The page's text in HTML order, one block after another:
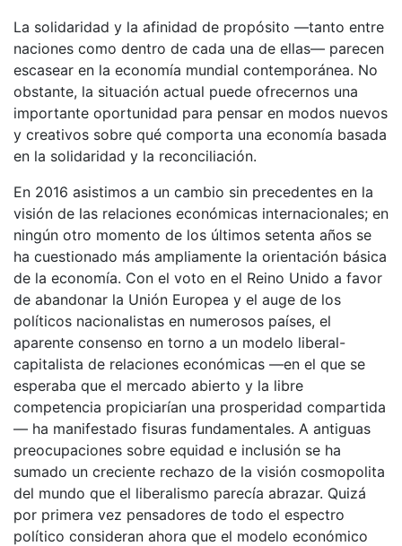
La solidaridad y la afinidad de propósito —tanto entre
naciones como dentro de cada una de ellas— parecen
escasear en la economía mundial contemporánea. No
obstante, la situación actual puede ofrecernos una
importante oportunidad para pensar en modos nuevos
y creativos sobre qué comporta una economía basada
en la solidaridad y la reconciliación.
En 2016 asistimos a un cambio sin precedentes en la
visión de las relaciones económicas internacionales; en
ningún otro momento de los últimos setenta años se
ha cuestionado más ampliamente la orientación básica
de la economía. Con el voto en el Reino Unido a favor
de abandonar la Unión Europea y el auge de los
políticos nacionalistas en numerosos países, el
aparente consenso en torno a un modelo liberal-
capitalista de relaciones económicas —en el que se
esperaba que el mercado abierto y la libre
competencia propiciarían una prosperidad compartida
— ha manifestado fisuras fundamentales. A antiguas
preocupaciones sobre equidad e inclusión se ha
sumado un creciente rechazo de la visión cosmopolita
del mundo que el liberalismo parecía abrazar. Quizá
por primera vez pensadores de todo el espectro
político consideran ahora que el modelo económico